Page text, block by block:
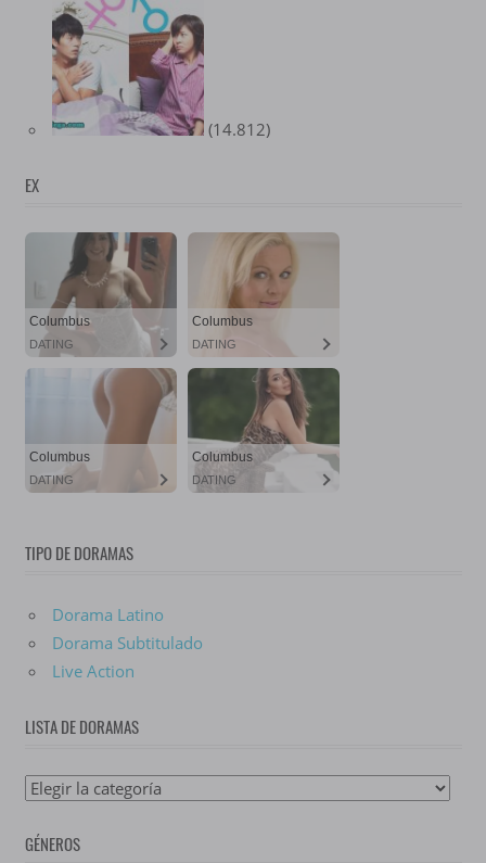
(14.812)
EX
TIPO DE DORAMAS
Dorama Latino
Dorama Subtitulado
Live Action
LISTA DE DORAMAS
Lista
Doramas
GÉNEROS